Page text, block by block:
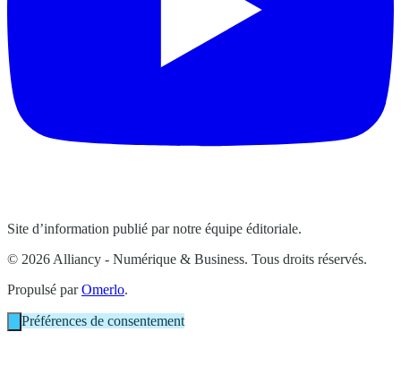
Site d’information publié par notre équipe éditoriale.
© 2026 Alliancy - Numérique & Business. Tous droits réservés.
Propulsé parOmerlo.
Préférences de consentement